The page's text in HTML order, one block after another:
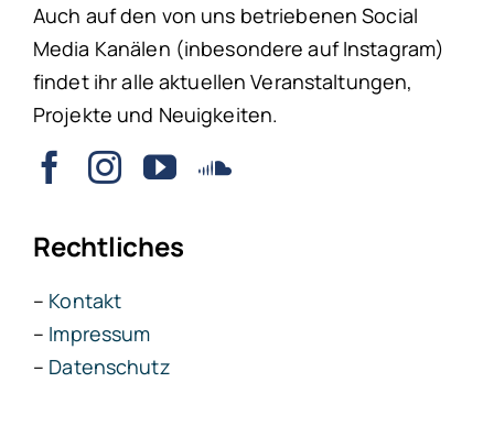
Auch auf den von uns betriebenen Social
Media Kanälen (inbesondere auf Instagram)
findet ihr alle aktuellen Veranstaltungen,
Projekte und Neuigkeiten.
Rechtliches
– Kontakt
– Impressum
– Datenschutz